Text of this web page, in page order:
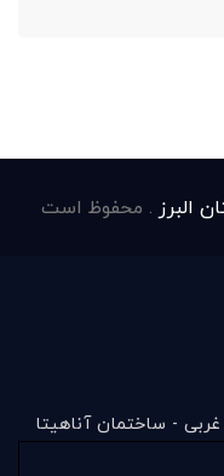
البرز . محفوظ است